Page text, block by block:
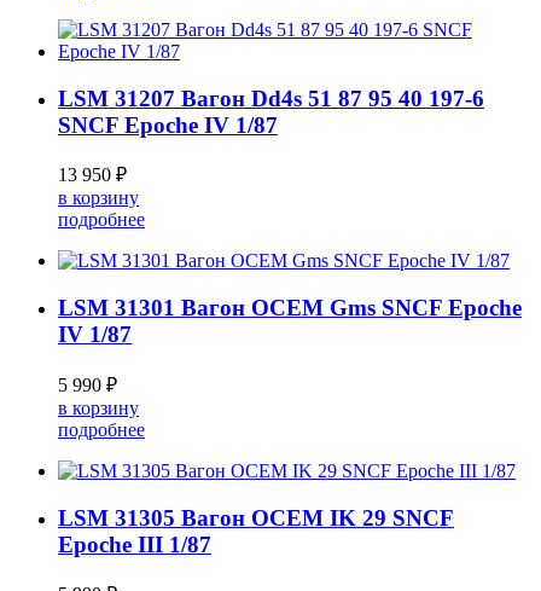
LSM 31207 Вагон Dd4s 51 87 95 40 197-6
SNCF Epoche IV 1/87
13 950 ₽
в корзину
подробнее
LSM 31301 Вагон OCEM Gms SNCF Epoche
IV 1/87
5 990 ₽
в корзину
подробнее
LSM 31305 Вагон OCEM IK 29 SNCF
Epoche III 1/87